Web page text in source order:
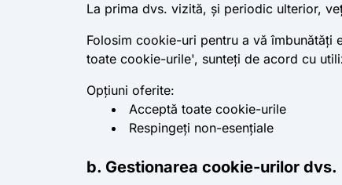
La prima dvs. vizită, și periodic ulterior,
Folosim cookie-uri pentru a vă îmbunătăți
toate cookie-urile', sunteți de acord cu
Opțiuni oferite:
Acceptă toate cookie-urile
Respingeți non-esențiale
b. Gestionarea cookie-urilor dvs.